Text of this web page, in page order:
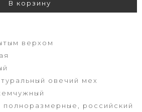
В корзину
верхом
овечий мех
полноразмерные, российский